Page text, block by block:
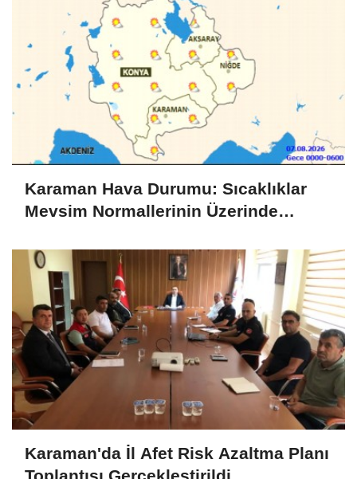
Karaman Hava Durumu: Sıcaklıklar
Mevsim Normallerinin Üzerinde
Karaman'da İl Afet Risk Azaltma Planı